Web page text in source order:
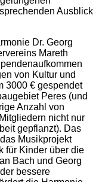
Ausblick
Dr. Georg
Mareth
von Kultur und
3000 € gespendet
Peres (und
Anzahl von
nicht nur
gepflanzt). Das
Musikprojekt
für Kinder über die
Bach und Georg
bessere